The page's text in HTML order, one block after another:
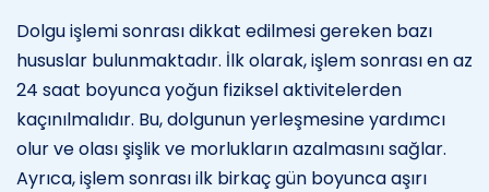
Dolgu işlemi sonrası dikkat edilmesi gereken bazı
hususlar bulunmaktadır. İlk olarak, işlem sonrası en az
24 saat boyunca yoğun fiziksel aktivitelerden
kaçınılmalıdır. Bu, dolgunun yerleşmesine yardımcı
olur ve olası şişlik ve morlukların azalmasını sağlar.
Ayrıca, işlem sonrası ilk birkaç gün boyunca aşırı